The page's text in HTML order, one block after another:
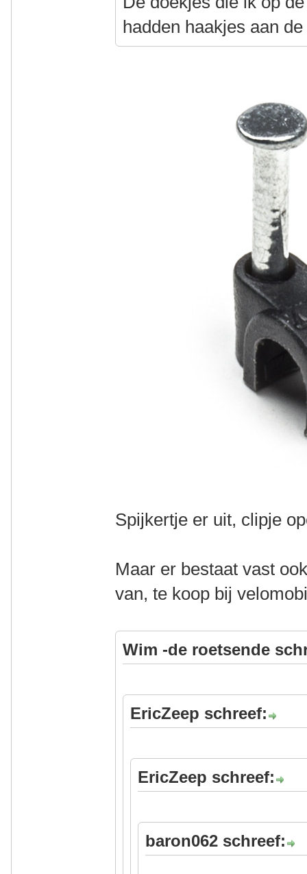
hadden haakjes aan
Spijkertje er uit, clipje
Maar er bestaat vast
van, te koop bij
Wim -de roetsende
EricZeep schreef:
EricZeep schreef:
baron062 schreef: